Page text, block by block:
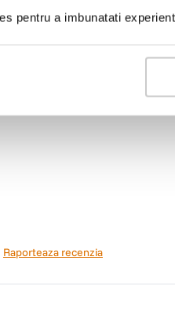
pentru a imbunatati
Raporteaza recenzia